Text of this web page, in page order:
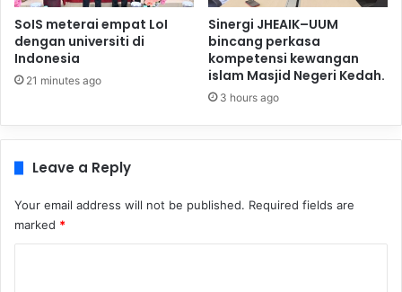
SoIS meterai empat LoI
dengan universiti di
Indonesia
21 minutes ago
Sinergi JHEAIK–UUM
bincang perkasa
kompetensi kewangan
islam Masjid Negeri Kedah.
3 hours ago
Leave a Reply
Your email address will not be published. Required fields are
marked *